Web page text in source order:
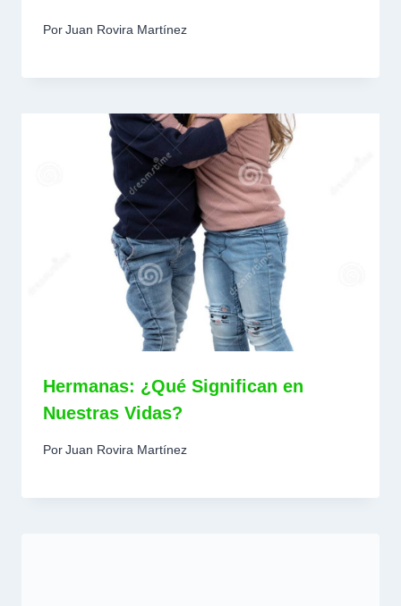
PorJuan Rovira Martínez
Hermanas: ¿Qué Significan en
Nuestras Vidas?
PorJuan Rovira Martínez